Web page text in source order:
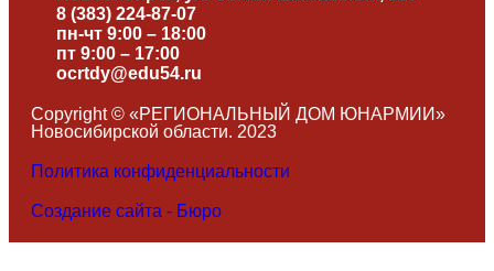
8 (383) 224-87-07
пн-чт 9:00 – 18:00
пт 9:00 – 17:00
ocrtdy@edu54.ru
Copyright © «РЕГИОНАЛЬНЫЙ ДОМ ЮНАРМИИ»
Новосибирской области. 2023
Политика конфиденциальности
Создание сайта - Бюро